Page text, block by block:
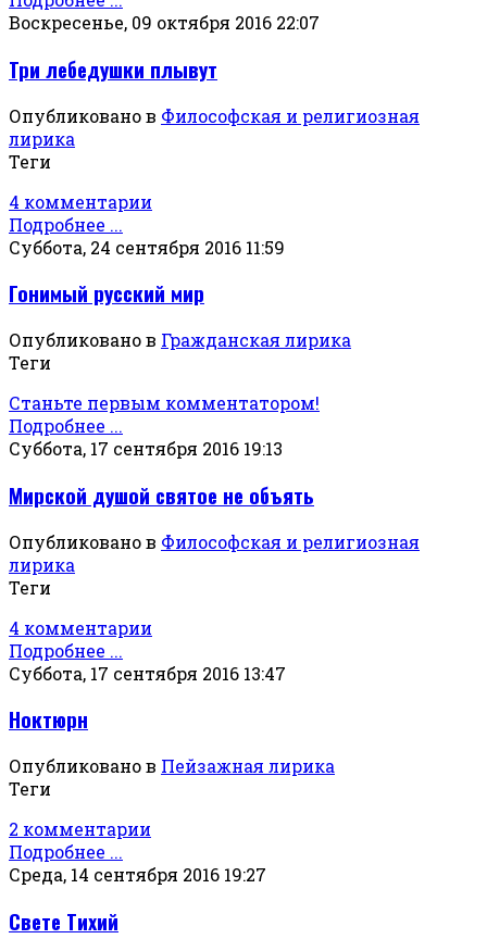
Воскресенье, 09 октября 2016 22:07
Три лебедушки плывут
Опубликовано в Философская и религиозная
лирика
Теги
4 комментарии
Подробнее ...
Суббота, 24 сентября 2016 11:59
Гонимый русский мир
Опубликовано в Гражданская лирика
Теги
Станьте первым комментатором!
Подробнее ...
Суббота, 17 сентября 2016 19:13
Мирской душой святое не объять
Опубликовано в Философская и религиозная
лирика
Теги
4 комментарии
Подробнее ...
Суббота, 17 сентября 2016 13:47
Ноктюрн
Опубликовано в Пейзажная лирика
Теги
2 комментарии
Подробнее ...
Среда, 14 сентября 2016 19:27
Свете Тихий